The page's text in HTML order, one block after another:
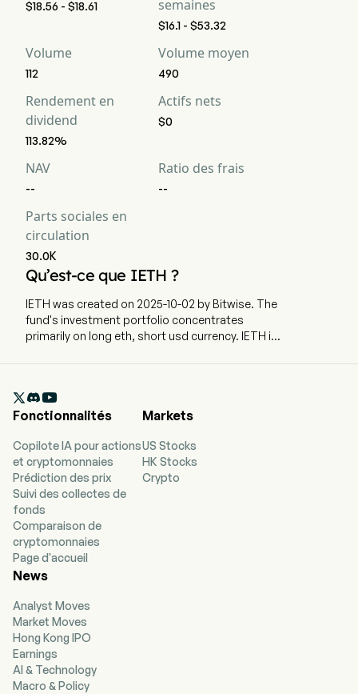
$18.56 - $18.61
semaines
$16.1 - $53.32
Volume
112
Volume moyen
490
Rendement en
dividend
113.82%
Actifs nets
$0
NAV
--
Ratio des frais
--
Parts sociales en
circulation
30.0K
Qu’est-ce que IETH ?
IETH was created on 2025-10-02 by Bitwise. The
fund's investment portfolio concentrates
primarily on long eth, short usd currency. IETH is
while leaving losses uncapped. It uses both
standardized exchange-traded options and
smart contracts on the Ethereum blockchain as
its native cryptocurrency.

Fonctionnalités
Copilote IA pour actions
et cryptomonnaies
Prédiction des prix
Suivi des collectes de
fonds
Comparaison de
cryptomonnaies
Page d'accueil
Markets
US Stocks
HK Stocks
Crypto
News
Analyst Moves
Market Moves
Hong Kong IPO
Earnings
AI & Technology
Macro & Policy